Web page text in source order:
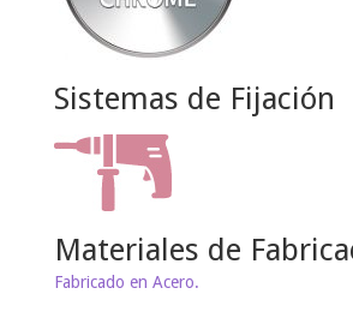
Sistemas de Fijación
Materiales de
Fabricado en Acero.